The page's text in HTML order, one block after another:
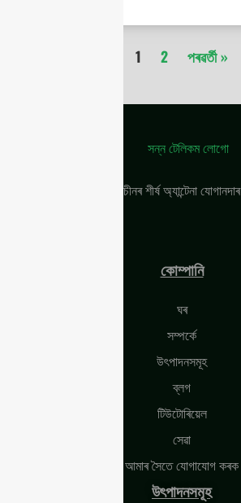
1 2 পৰৱৰ্তী »
চীনৰ শীৰ্ষ অ্যান্টেনা যোগানদাৰ
কোম্পানি
ঘৰ
সম্পৰ্কে
উৎপাদনসমূহ
ব্লগ
টিউটোৰিয়েল
সেৱা
আমাৰ সৈতে যোগাযোগ কৰক
উৎপাদনসমূহ